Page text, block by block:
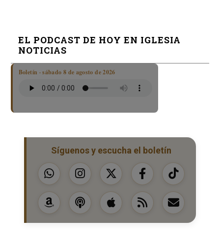
EL PODCAST DE HOY EN IGLESIA
NOTICIAS
Boletín · sábado 8 de agosto de 2026
Síguenos y escucha el boletín